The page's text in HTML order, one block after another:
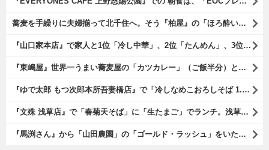
蕎麦を手繰りに夫婦揃って北千住へ。そう『柏屋』の「ほろ酔いセット」で一杯やったのだよ。ここは二駅離れた場所だけど、あたしの『街的』のようにくつろげる処だ。勿論、うまかったのだよ（笑）。（きそば 柏屋：足立区千住）
『山口家本店』で家人と1位「冷し中華」、2位「たんめん」、3位「かき氷」の順番通りのオーダーでランチ。なんの変哲もないものがうまいのは、当たり前だのクラッカーなのだと云爾（笑）。（山口家本店：千束通り商店街：浅草五丁目）
『東嶋屋』世界一うまい蕎麦屋の「カツカレー」（ご飯半分）と「おしんこ盛り合わせ」と「ビ―ル」でランチ。もう、ほんとうまいのだから、みんな食べてみてね、と云爾（笑）。（東嶋屋：竜泉一丁目）
『ゆで太郎 もつ次郎本所吾妻橋店』で「冷しなめこおろしそば 1.5倍盛」を手繰れば、それは「なめこ」の粘りが強烈な調味料となって、既に、ただの蕎麦では無くなっている。 ヌルヌルの蕎麦はめちゃくちゃにうまいのである（笑）。（ゆで太郎 もつ次郎本所吾妻橋店：墨田区吾妻橋3丁目）
『文殊 浅草店』で「春菊天そば」に「生たまご」でランチ。浅草地下街における至高のランチだ。今日も、実にうまかったのだよ（笑）。（文殊 浅草店：浅草一丁目：浅草地下街）
『馬渕さん』から「山田農園」の「ゴールド・ラッシュ」をいただいたのだ。甘いはうまい、うまいは身体には悪い、というのはいつものお約束（笑）。 でもね、その当然を百も承知で分かっていながらも食べてしまうのは、これが最高な「北の大地の贈り物」だからなのだよ（笑）。（馬渕さんからの贈与：山田農園：北海道夕張郡長沼町）